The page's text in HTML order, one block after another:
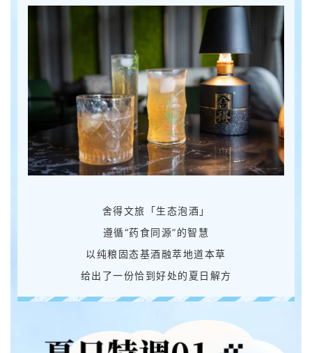
舍得文旅「生态泡酒」
遵循“药食同源”的智慧
以纯粮固态基酒融萃地道本草
给出了一份恰到好处的夏日解方